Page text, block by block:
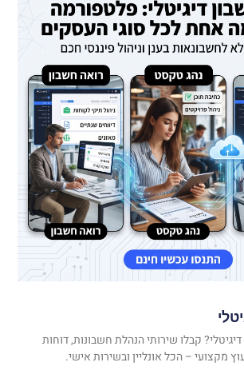
קבלו שירותי הנהלת חשבונות, דוחות
מקצועי – הכל אונליין ובשירות אישי.